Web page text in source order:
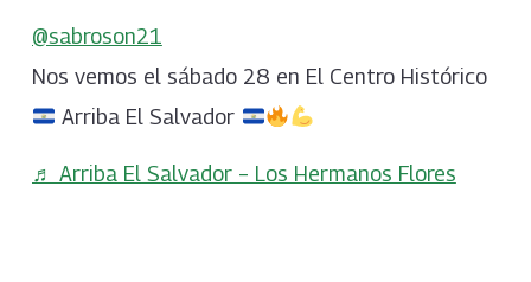
@sabroson21
Nos vemos el sábado 28 en El Centro Histórico
Arriba El Salvador
♬ Arriba El Salvador – Los Hermanos Flores